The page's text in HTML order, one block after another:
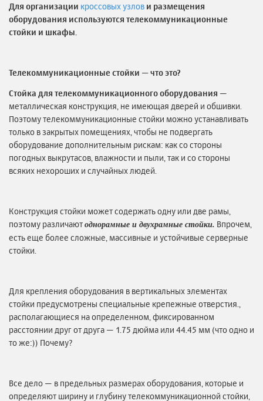
Для организации кроссовых узлов и размещения
оборудования используются телекоммуникационные
стойки и шкафы.
Телекоммуникационные стойки — что это?
Стойка для телекоммуникационного оборудования —
металлическая конструкция, не имеющая дверей и обшивки.
Поэтому телекоммуникационные стойки можно устанавливать
только в закрытых помещениях, чтобы не подвергать
оборудование дополнительным рискам: как со стороны
погодных выкрутасов, влажности и пыли, так и со стороны
всяких нехороших и случайных людей.
Конструкция стойки может содержать одну или две рамы,
поэтому различают однорамные и двухрамные стойки. Впрочем,
есть еще более сложные, массивные и устойчивые серверные
стойки.
Для крепления оборудования в вертикальных элементах
стойки предусмотрены специальные крепежные отверстия.,
располагающиеся на определенном, фиксированном
расстоянии друг от друга — 1.75 дюйма или 44.45 мм (что одно и
то же:)) Почему?
Все дело — в предельных размерах оборудования, которые и
определяют ширину и глубину телекоммуникационной стойки,